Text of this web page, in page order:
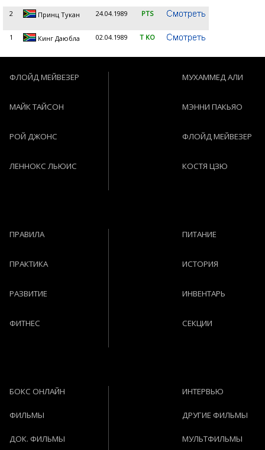
2 Принц Тукан 24.04.1989 PTS
1 Кинг Даюбла 02.04.1989 T KO
ФЛОЙД МЕЙВЕЗЕР
МАЙК ТАЙСОН
РОЙ ДЖОНС
ЛЕННОКС ЛЬЮИС
МУХАММЕД АЛИ
МЭННИ ПАКЬЯО
ФЛОЙД МЕЙВЕЗЕР
КОСТЯ ЦЗЮ
ПРАВИЛА
ПРАКТИКА
РАЗВИТИЕ
ФИТНЕС
ПИТАНИЕ
ИСТОРИЯ
ИНВЕНТАРЬ
СЕКЦИИ
БОКС ОНЛАЙН
ФИЛЬМЫ
ДОК. ФИЛЬМЫ
ИНТЕРВЬЮ
ДРУГИЕ ФИЛЬМЫ
МУЛЬТФИЛЬМЫ